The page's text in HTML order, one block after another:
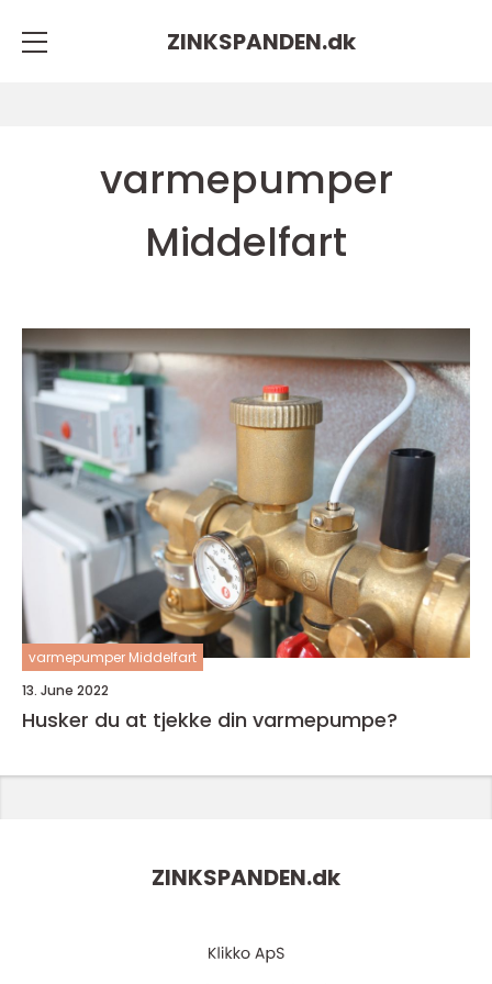
ZINKSPANDEN.dk
varmepumper
Middelfart
varmepumper Middelfart
13. June 2022
Husker du at tjekke din varmepumpe?
ZINKSPANDEN.dk